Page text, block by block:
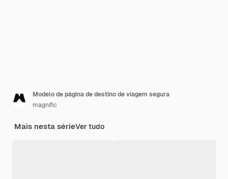
Modelo de página de destino de viagem segura
magnific
Mais nesta sérieVer tudo